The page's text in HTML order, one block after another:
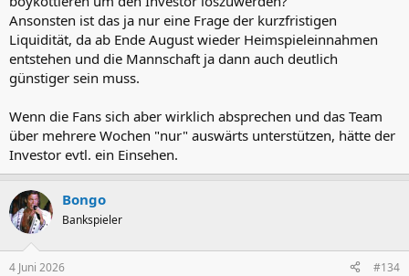
Ansonsten ist das ja nur eine Frage der kurzfristigen
Liquidität, da ab Ende August wieder Heimspieleinnahmen
entstehen und die Mannschaft ja dann auch deutlich
günstiger sein muss.
Wenn die Fans sich aber wirklich absprechen und das Team
über mehrere Wochen "nur" auswärts unterstützen, hätte der
Investor evtl. ein Einsehen.
Bongo
Bankspieler
4 Juni 2026 #134